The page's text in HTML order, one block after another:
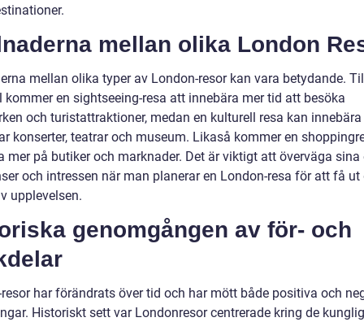
mellan olika London
mellan olika typer av London-resor kan vara betydande.
kommer en sightseeing-resa att innebära mer tid att besöka
och turistattraktioner, medan en kulturell resa kan
konserter, teatrar och museum. Likaså kommer en
mer på butiker och marknader. Det är viktigt att överväga sina
och intressen när man planerar en London-resa för att få ut
upplevelsen.
genomgången av för- och
har förändrats över tid och har mött både positiva och
Historiskt sett var Londonresor centrerade kring de